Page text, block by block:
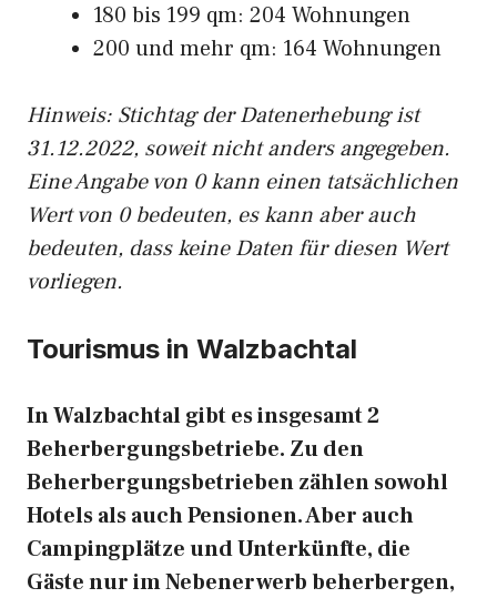
180 bis 199 qm: 204 Wohnungen
200 und mehr qm: 164 Wohnungen
Hinweis: Stichtag der Datenerhebung ist
31.12.2022, soweit nicht anders angegeben.
Eine Angabe von 0 kann einen tatsächlichen
Wert von 0 bedeuten, es kann aber auch
bedeuten, dass keine Daten für diesen Wert
vorliegen.
Tourismus in Walzbachtal
In Walzbachtal gibt es insgesamt 2
Beherbergungsbetriebe. Zu den
Beherbergungsbetrieben zählen sowohl
Hotels als auch Pensionen. Aber auch
Campingplätze und Unterkünfte, die
Gäste nur im Nebenerwerb beherbergen,